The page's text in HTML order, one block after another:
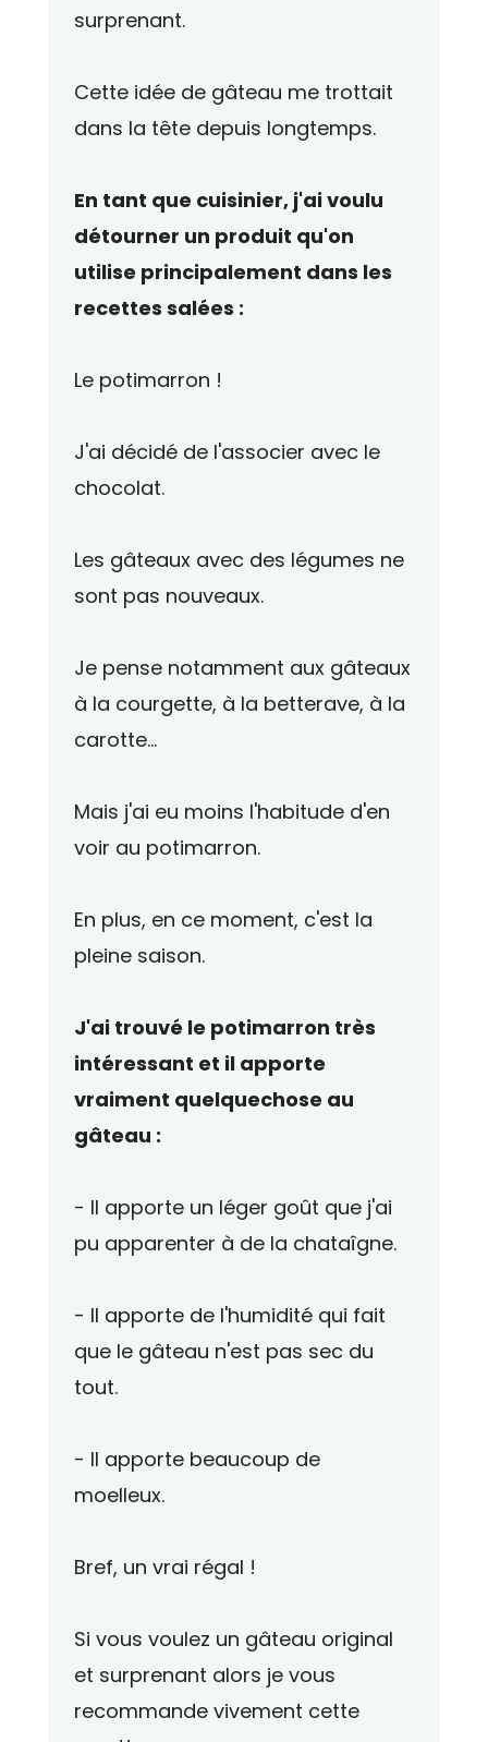
surprenant.
Cette idée de gâteau me trottait
dans la tête depuis longtemps.
En tant que cuisinier, j'ai voulu
détourner un produit qu'on
utilise principalement dans les
recettes salées :
Le potimarron !
J'ai décidé de l'associer avec le
chocolat.
Les gâteaux avec des légumes ne
sont pas nouveaux.
Je pense notamment aux gâteaux
à la courgette, à la betterave, à la
carotte...
Mais j'ai eu moins l'habitude d'en
voir au potimarron.
En plus, en ce moment, c'est la
pleine saison.
J'ai trouvé le potimarron très
intéressant et il apporte
vraiment quelquechose au
gâteau :
- Il apporte un léger goût que j'ai
pu apparenter à de la chataîgne.
- Il apporte de l'humidité qui fait
que le gâteau n'est pas sec du
tout.
- Il apporte beaucoup de
moelleux.
Bref, un vrai régal !
Si vous voulez un gâteau original
et surprenant alors je vous
recommande vivement cette